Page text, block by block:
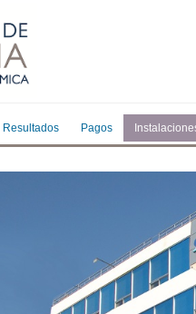
Resultados Pagos